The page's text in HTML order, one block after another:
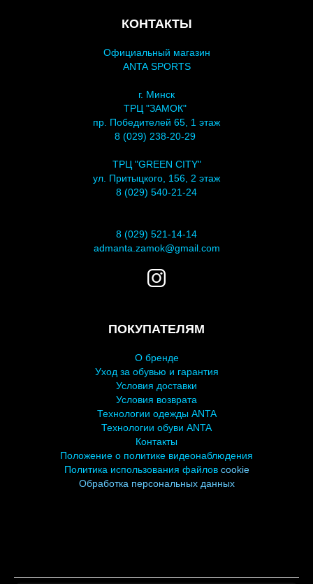
КОНТАКТЫ
Официальный магазин
ANTA SPORTS
г. Минск
ТРЦ "ЗАМОК"
пр. Победителей 65, 1 этаж
8 (029) 238-20-29
ТРЦ "GREEN CITY"
ул. Притыцкого, 156, 2 этаж
8 (029) 540-21-24
8 (029) 521-14-14
admanta.zamok@gmail.com
ПОКУПАТЕЛЯМ
О бренде
Уход за обувью и гарантия
Условия доставки
Условия возврата
Технологии одежды ANTA
Технологии обуви ANTA
Контакты
Положение о политике видеонаблюдения
Политика использования файлов cookie
Обработка персональных данных